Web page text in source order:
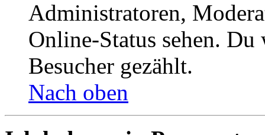
Administratoren,
Online-Status sehen.
Besucher gezählt.
Nach oben